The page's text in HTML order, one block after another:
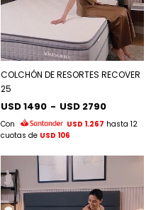
COLCHÓN DE RESORTES RECOVER
25
USD 1490 - USD 2790
Con USD 1.267 hasta 12
cuotas de USD 106